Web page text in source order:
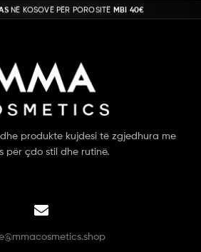
produkte kujdesi të zgjedhura me
për çdo stil dhe rutinë.
NË KOSOVË PËR POROSITË MBI 40€